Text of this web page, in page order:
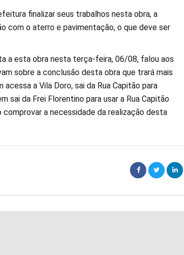
finalizar seus trabalhos nesta obra, a
com o aterro e pavimentação, o que deve ser
a esta obra nesta terça-feira, 06/08, falou aos
sobre a conclusão desta obra que trará mais
a Vila Doro, sai da Rua Capitão para
sai da Frei Florentino para usar a Rua Capitão
a necessidade da realização desta